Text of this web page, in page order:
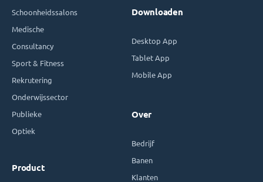
Schoonheidssalons
Medische
Consultancy
Sport & Fitness
Rekrutering
Onderwijssector
Publieke
Optiek
Product
Downloaden
Desktop App
Tablet App
Mobile App
Over
Bedrijf
Banen
Klanten